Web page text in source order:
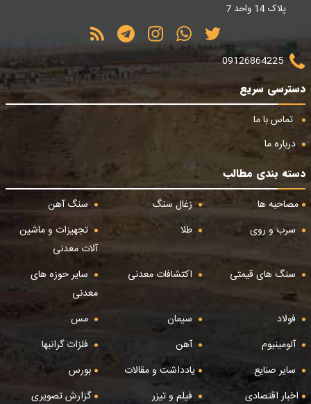
پلاک 14 واحد 7
09126864225
دسترسی سریع
تماس با ما
درباره ما
دسته بندی مطالب
مصاحبه ها
زغال سنگ
سنگ آهن
سرب و روی
طلا
تجهیزات و ماشین
آلات معدنی
سنگ های قیمتی
اکتشافات معدنی
سایر حوزه های
معدنی
فولاد
سیمان
مس
آلومینیوم
آهن
فلزات گرانبها
سایر صنایع
یادداشت و مقالات
بورس
اخبار اقتصادی
فیلم و تیزر گزارش تصویری